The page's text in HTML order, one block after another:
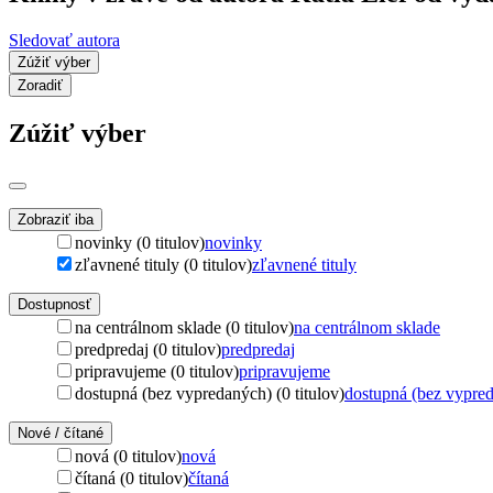
Sledovať autora
Zúžiť výber
Zoradiť
Zúžiť výber
Zobraziť iba
novinky (0 titulov)novinky
zľavnené tituly (0 titulov)zľavnené tituly
Dostupnosť
na centrálnom sklade (0 titulov)na centrálnom sklade
predpredaj (0 titulov)predpredaj
pripravujeme (0 titulov)pripravujeme
dostupná (bez vypredaných) (0 titulov)dostupná (bez
Nové / čítané
nová (0 titulov)nová
čítaná (0 titulov)čítaná